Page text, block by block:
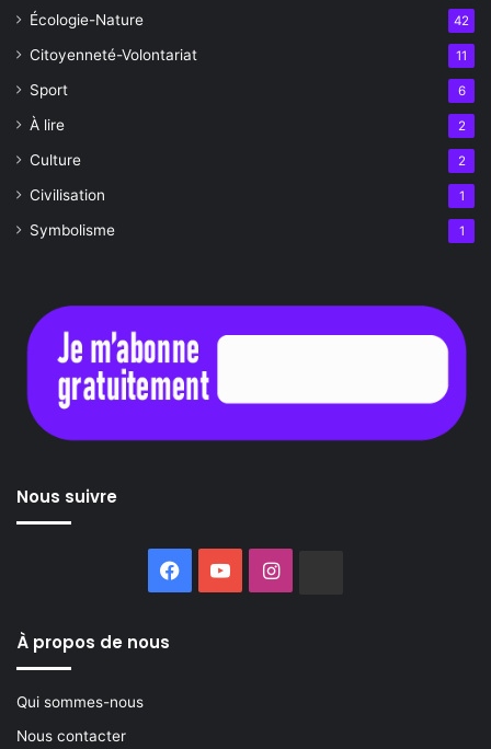
Écologie-Nature 42
Citoyenneté-Volontariat 11
Sport 6
À lire 2
Culture 2
Civilisation 1
Symbolisme 1
Nous suivre
Facebook
YouTubeInstagram
À propos de nous
Qui sommes-nous
Nous contacter